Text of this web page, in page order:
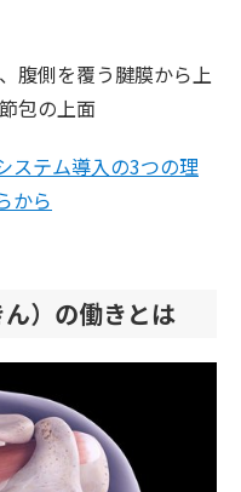
腹側を覆う腱膜から上
包の上面
ステム導入の3つの理
から
）の働きとは